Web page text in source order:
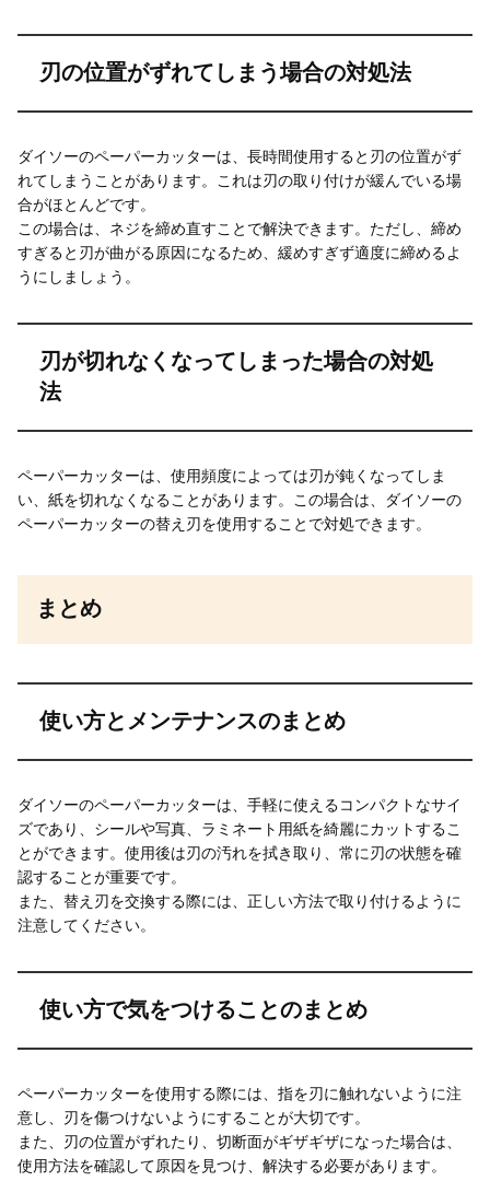
刃の位置がずれてしまう場合の対処法
ダイソーのペーパーカッターは、長時間使用すると刃の位置がず
れてしまうことがあります。これは刃の取り付けが緩んでいる場
合がほとんどです。
この場合は、ネジを締め直すことで解決できます。ただし、締め
すぎると刃が曲がる原因になるため、緩めすぎず適度に締めるよ
うにしましょう。
刃が切れなくなってしまった場合の対処
法
ペーパーカッターは、使用頻度によっては刃が鈍くなってしま
い、紙を切れなくなることがあります。この場合は、ダイソーの
ペーパーカッターの替え刃を使用することで対処できます。
まとめ
使い方とメンテナンスのまとめ
ダイソーのペーパーカッターは、手軽に使えるコンパクトなサイ
ズであり、シールや写真、ラミネート用紙を綺麗にカットするこ
とができます。使用後は刃の汚れを拭き取り、常に刃の状態を確
認することが重要です。
また、替え刃を交換する際には、正しい方法で取り付けるように
注意してください。
使い方で気をつけることのまとめ
ペーパーカッターを使用する際には、指を刃に触れないように注
意し、刃を傷つけないようにすることが大切です。
また、刃の位置がずれたり、切断面がギザギザになった場合は、
使用方法を確認して原因を見つけ、解決する必要があります。